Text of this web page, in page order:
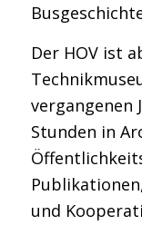
Der HOV ist
vergangenen
Stunden in
und